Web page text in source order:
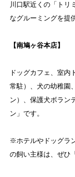
川口駅近くの「トリ
なグルーミングを提
【南鳩ヶ谷本店】
ドッグカフェ、室内
常駐）、犬の幼稚園
ン）、保護犬ボラン
ン」です。
※ホテルやドッグラ
の飼い主様は、ぜひ